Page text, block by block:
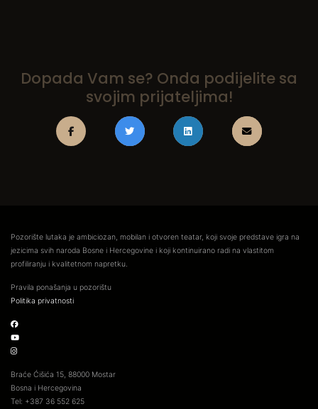
Dopada Vam se? Onda podijelite sa
svojim prijateljima!
Pozorište lutaka je ambiciozan, mobilan i otvoren teatar, koji svoje predstave igra na
jezicima svih naroda Bosne i Hercegovine i koji kontinuirano radi na vlastitom
profiliranju i kvalitetnom napretku.
Pravila ponašanja u pozorištu
Politika privatnosti
Braće Ćišića 15, 88000 Mostar
Bosna i Hercegovina
Tel: +387 36 552 625